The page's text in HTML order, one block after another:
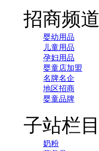
招商频道
婴幼用品
儿童用品
孕妇用品
婴童店加盟
名牌名企
地区招商
婴童品牌
子站栏目
奶粉